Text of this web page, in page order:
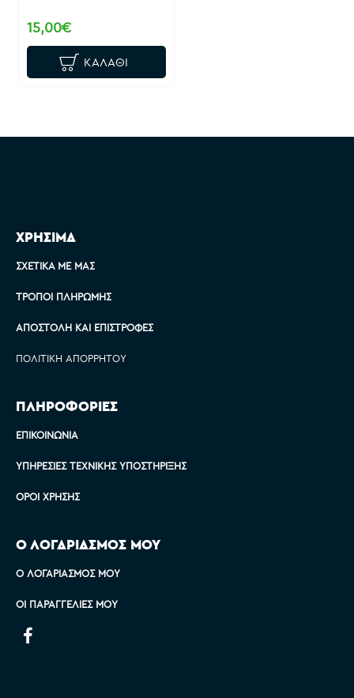
15,00€
ΚΑΛΆΘΙ
ΧΡΗΣΙΜΑ
ΣΧΕΤΙΚΆ ΜΕ ΜΑΣ
ΤΡΌΠΟΙ ΠΛΗΡΩΜΉΣ
ΑΠΟΣΤΟΛΉ ΚΑΙ ΕΠΙΣΤΡΟΦΈΣ
ΠΟΛΙΤΙΚΉ ΑΠΟΡΡΉΤΟΥ
ΠΛΗΡΟΦΟΡΙΕΣ
ΕΠΙΚΟΙΝΩΝΊΑ
ΥΠΗΡΕΣΊΕΣ ΤΕΧΝΙΚΉΣ ΥΠΟΣΤΉΡΙΞΗΣ
ΌΡΟΙ ΧΡΉΣΗΣ
Ο ΛΟΓΑΡΙΑΣΜΟΣ ΜΟΥ
Ο ΛΟΓΑΡΙΑΣΜΌΣ ΜΟΥ
ΟΙ ΠΑΡΑΓΓΕΛΊΕΣ ΜΟΥ